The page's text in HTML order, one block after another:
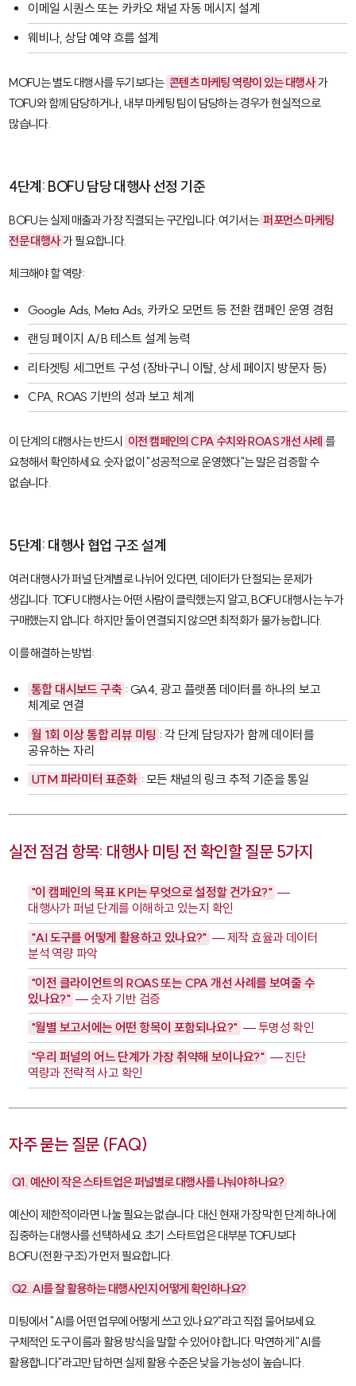
이메일 시퀀스 또는 카카오 채널 자동 메시지 설계
웨비나, 상담 예약 흐름 설계
MOFU는 별도 대행사를 두기보다는 콘텐츠 마케팅 역량이 있는 대행사 가
TOFU와 함께 담당하거나, 내부 마케팅 팀이 담당하는 경우가 현실적으로
많습니다.
4단계: BOFU 담당 대행사 선정 기준
BOFU는 실제 매출과 가장 직결되는 구간입니다. 여기서는 퍼포먼스 마케팅
전문 대행사가 필요합니다.
체크해야 할 역량:
Google Ads Meta Ads 카카오 모먼트 등 전환 캠페인 운영 경험
랜딩 페이지 A/B 테스트 설계 능력
리타겟팅 세그먼트 구성 (장바구니 이탈, 상세 페이지 방문자 등)
CPA, ROAS 기반의 성과 보고 체계
이 단계의 대행사는 반드시 이전 캠페인의 CPA 수치와 ROAS 개선 사례 를
요청해서 확인하세요. 숫자 없이 "성공적으로 운영했다"는 말은 검증할 수
없습니다.
5단계: 대행사 협업 구조 설계
여러 대행사가 퍼널 단계별로 나뉘어 있다면, 데이터가 단절되는 문제가
생깁니다. TOFU 대행사는 어떤 사람이 클릭했는지 알고, BOFU 대행사는 누가
구매했는지 압니다. 하지만 둘이 연결되지 않으면 최적화가 불가능합니다.
이를 해결하는 방법:
통합 대시보드 구축 : GA4, 광고 플랫폼 데이터를 하나의 보고
체계로 연결
월 1회 이상 통합 리뷰 미팅 : 각 단계 담당자가 함께 데이터를
공유하는 자리
UTM 파라미터 표준화 : 모든 채널의 링크 추적 기준을 통일
실전 점검 항목: 대행사 미팅 전 확인할 질문 5가지
"이 캠페인의 목표 KPI는 무엇으로 설정할 건가요?" —
대행사가 퍼널 단계를 이해하고 있는지 확인
"AI 도구를 어떻게 활용하고 있나요?" — 제작 효율과 데이터
분석 역량 파악
"이전 클라이언트의 ROAS 또는 CPA 개선 사례를 보여줄 수
있나요?" — 숫자 기반 검증
"월별 보고서에는 어떤 항목이 포함되나요?" — 투명성 확인
"우리 퍼널의 어느 단계가 가장 취약해 보이나요?" — 진단
역량과 전략적 사고 확인
자주 묻는 질문 (FAQ)
Q1. 예산이 작은 스타트업은 퍼널별로 대행사를 나눠야 하나요?
예산이 제한적이라면 나눌 필요는 없습니다. 대신 현재 가장 막힌 단계 하나에
집중하는 대행사를 선택하세요. 초기 스타트업은 대부분 TOFU보다
BOFU(전환 구조)가 먼저 필요합니다.
Q2. AI를 잘 활용하는 대행사인지 어떻게 확인하나요?
미팅에서 "AI를 어떤 업무에 어떻게 쓰고 있나요?"라고 직접 물어보세요.
구체적인 도구 이름과 활용 방식을 말할 수 있어야 합니다. 막연하게 "AI를
활용합니다"라고만 답하면 실제 활용 수준은 낮을 가능성이 높습니다.